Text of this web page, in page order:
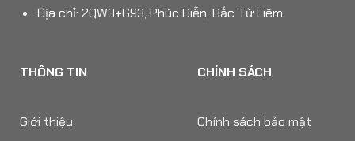
Địa chỉ: 2QW3+G93, Phúc Diễn, Bắc Từ Liêm
THÔNG TIN
Giới thiệu
CHÍNH SÁCH
Chính sách bảo mật